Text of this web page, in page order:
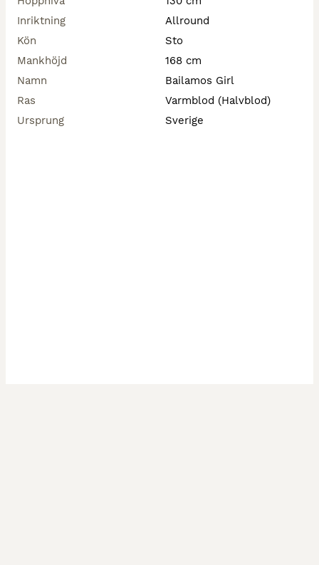
Inriktning
Allround
Kön
Sto
Mankhöjd
168 cm
Namn
Bailamos Girl
Ras
Varmblod (Halvblod)
Ursprung
Sverige